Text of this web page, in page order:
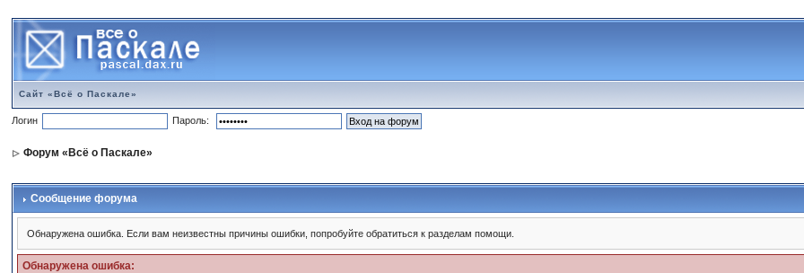
Сайт «Всё о Паскале»
Логин Пароль:
Форум «Всё о Паскале»
Сообщение форума
Обнаружена ошибка. Если вам неизвестны причины ошибки, попробуйте обратиться к разделам помощи.
Обнаружена ошибка: